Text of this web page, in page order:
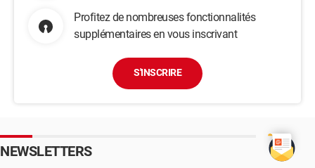
Profitez de nombreuses fonctionnalités
supplémentaires en vous inscrivant
S'INSCRIRE
NEWSLETTERS